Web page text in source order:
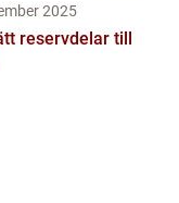
2025
reservdelar till